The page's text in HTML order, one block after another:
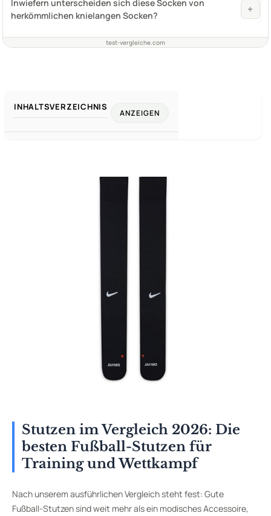
Inwiefern unterscheiden sich diese Socken von
herkömmlichen knielangen Socken?
+
test-vergleiche.com
Stutzen im Vergleich 2026: Die
besten Fußball-Stutzen für
Training und Wettkampf
Nach unserem ausführlichen Vergleich steht fest: Gute
Fußball-Stutzen sind weit mehr als ein modisches Accessoire,
INHALTSVERZEICHNIS
ANZEIGEN